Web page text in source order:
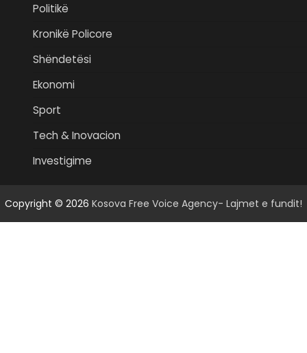
Politikë
Kronikë Policore
Shëndetësi
Ekonomi
Sport
Tech & Inovacion
Investigime